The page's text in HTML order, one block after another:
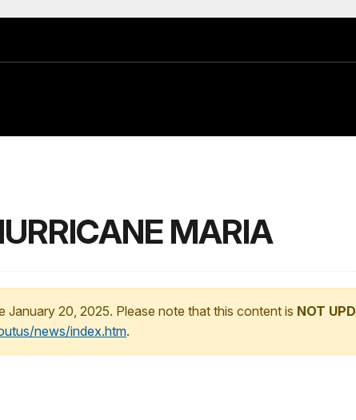
MARIA
January 20, 2025. Please note that this content is NOT
news/index.htm.